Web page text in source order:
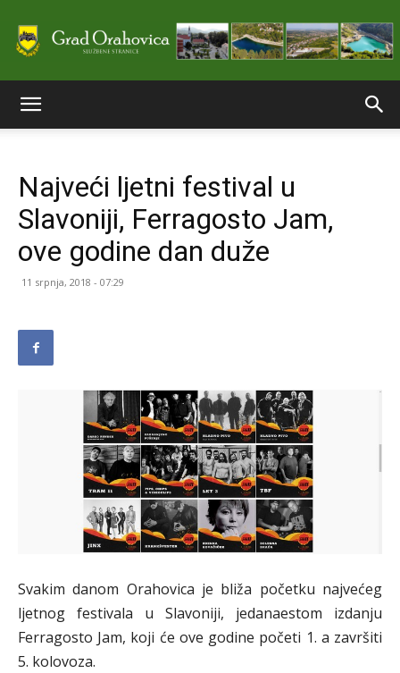
stranice
Grada
Najveći ljetni festival u
Slavoniji, Ferragosto Jam,
ove godine dan duže
11 srpnja, 2018 - 07:29
Svakim danom Orahovica je bliža početku najvećeg
ljetnog festivala u Slavoniji, jedanaestom izdanju
Ferragosto Jam, koji će ove godine početi 1. a završiti
5. kolovoza.